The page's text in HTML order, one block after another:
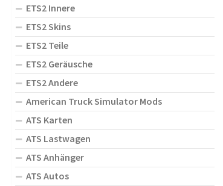
ETS2 Innere
ETS2 Skins
ETS2 Teile
ETS2 Geräusche
ETS2 Andere
American Truck Simulator Mods
ATS Karten
ATS Lastwagen
ATS Anhänger
ATS Autos